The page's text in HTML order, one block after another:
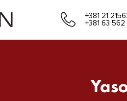
+381 21
+381 63 562